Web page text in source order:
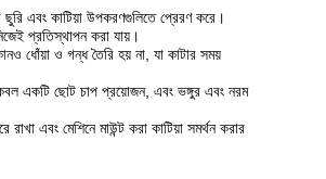
এবং কাটিয়া উপকরণগুলিতে প্রেরণ করে।
প্রতিস্থাপন করা যায়।
ধোঁয়া ও গন্ধ তৈরি হয় না, যা কাটার সময়
একটি ছোট চাপ প্রয়োজন, এবং ভঙ্গুর এবং নরম
এবং মেশিনে মাউন্ট করা কাটিয়া সমর্থন করার